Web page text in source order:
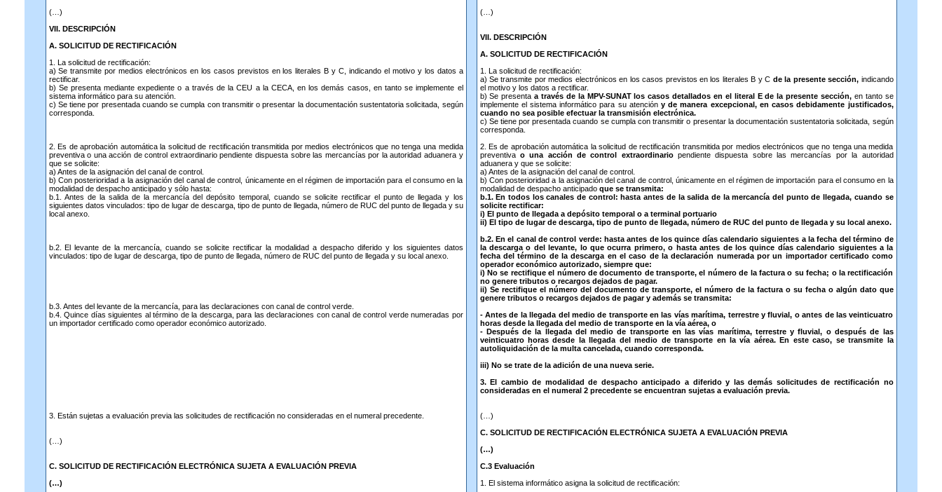
(…)
VII. DESCRIPCIÓN
A. SOLICITUD DE RECTIFICACIÓN
1. La solicitud de rectificación:
a) Se transmite por medios electrónicos en los casos previstos en los literales B y C, indicando el motivo y los datos a
rectificar.
b) Se presenta mediante expediente o a través de la CEU a la CECA, en los demás casos, en tanto se implemente el
sistema informático para su atención.
c) Se tiene por presentada cuando se cumpla con transmitir o presentar la documentación sustentatoria solicitada, según
corresponda.
2. Es de aprobación automática la solicitud de rectificación transmitida por medios electrónicos que no tenga una medida
preventiva o una acción de control extraordinario pendiente dispuesta sobre las mercancías por la autoridad aduanera y
que se solicite:
a) Antes de la asignación del canal de control.
b) Con posterioridad a la asignación del canal de control, únicamente en el régimen de importación para el consumo en la
modalidad de despacho anticipado y sólo hasta:
b.1. Antes de la salida de la mercancía del depósito temporal, cuando se solicite rectificar el punto de llegada y los
siguientes datos vinculados: tipo de lugar de descarga, tipo de punto de llegada, número de RUC del punto de llegada y su
local anexo.
b.2. El levante de la mercancía, cuando se solicite rectificar la modalidad a despacho diferido y los siguientes datos
vinculados: tipo de lugar de descarga, tipo de punto de llegada, número de RUC del punto de llegada y su local anexo.
b.3. Antes del levante de la mercancía, para las declaraciones con canal de control verde.
b.4. Quince días siguientes al término de la descarga, para las declaraciones con canal de control verde numeradas por
un importador certificado como operador económico autorizado.
3. Están sujetas a evaluación previa las solicitudes de rectificación no consideradas en el numeral precedente.
(…)
C. SOLICITUD DE RECTIFICACIÓN ELECTRÓNICA SUJETA A EVALUACIÓN PREVIA
(…)
(…)
VII. DESCRIPCIÓN
A. SOLICITUD DE RECTIFICACIÓN
1. La solicitud de rectificación:
a) Se transmite por medios electrónicos en los casos previstos en los literales B y C de la presente sección, indicando
el motivo y los datos a rectificar.
b) Se presentaa través de la MPV-SUNAT los casos detallados en el literal E de la presente sección,en tanto se
implemente el sistema informático para su atención y de manera excepcional, en casos debidamente justificados,
cuando no sea posible efectuar la transmisión electrónica.
c) Se tiene por presentada cuando se cumpla con transmitir o presentar la documentación sustentatoria solicitada, según
corresponda.
2. Es de aprobación automática la solicitud de rectificación transmitida por medios electrónicos que no tenga una medida
preventiva o una acción de control extraordinariopendiente dispuesta sobre las mercancías por la autoridad
aduanera y que se solicite:
a) Antes de la asignación del canal de control.
b) Con posterioridad a la asignación del canal de control, únicamente en el régimen de importación para el consumo en la
modalidad de despacho anticipado que se transmita:
b.1. En todos los canales de control: hasta antes de la salida de la mercancía del punto de llegada, cuando se
solicite rectificar:
i) El punto de llegada a depósito temporal o a terminal portuario
ii) El tipo de lugar de descarga, tipo de punto de llegada, número de RUC del punto de llegada y su local anexo.
b.2. En el canal de control verde: hasta antes de los quince días calendario siguientes a la fecha del término de
la descarga o del levante, lo que ocurra primero, o hasta antes de los quince días calendario siguientes a la
fecha del término de la descarga en el caso de la declaración numerada por un importador certificado como
operador económico autorizado, siempre que:
i) No se rectifique el número de documento de transporte, el número de la factura o su fecha; o la rectificación
no genere tributos o recargos dejados de pagar.
ii) Se rectifique el número del documento de transporte, el número de la factura o su fecha o algún dato que
genere tributos o recargos dejados de pagar y además se transmita:
- Antes de la llegada del medio de transporte en las vías marítima, terrestre y fluvial, o antes de las veinticuatro
horas desde la llegada del medio de transporte en la vía aérea, o
- Después de la llegada del medio de transporte en las vías marítima, terrestre y fluvial, o después de las
veinticuatro horas desde la llegada del medio de transporte en la vía aérea. En este caso, se transmite la
autoliquidación de la multa cancelada, cuando corresponda.
iii) No se trate de la adición de una nueva serie.
3. El cambio de modalidad de despacho anticipado a diferido y las demás solicitudes de rectificación no
consideradas en el numeral 2 precedente se encuentran sujetas a evaluación previa.
(…)
C. SOLICITUD DE RECTIFICACIÓN ELECTRÓNICA SUJETA A EVALUACIÓN PREVIA
(…)
C.3 Evaluación
1. El sistema informático asigna la solicitud de rectificación: